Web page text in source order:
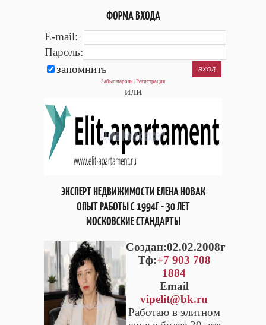
ФОРМА ВХОДА
E-mail:
Пароль:
запомнить
Забыл пароль Регистрация
или
ЭКСПЕРТ НЕДВИЖИМОСТИ ЕЛЕНА НОВАК
ОПЫТ РАБОТЫ С 1994Г - 30 ЛЕТ
МОСКОВСКИЕ СТАНДАРТЫ
Cоздан:02.02.2008г
Тф:+7 903 708
1884
Email
vipelit@bk.ru
Работаю в элитном